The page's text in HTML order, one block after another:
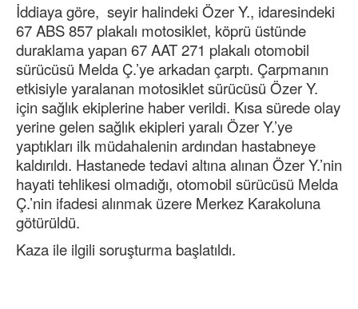
İddiaya göre, seyir halindeki Özer Y., idaresindeki
67 ABS 857 plakalı motosiklet, köprü üstünde
duraklama yapan 67 AAT 271 plakalı otomobil
sürücüsü Melda Ç.’ye arkadan çarptı. Çarpmanın
etkisiyle yaralanan motosiklet sürücüsü Özer Y.
için sağlık ekiplerine haber verildi. Kısa sürede olay
yerine gelen sağlık ekipleri yaralı Özer Y.’ye
yaptıkları ilk müdahalenin ardından hastabneye
kaldırıldı. Hastanede tedavi altına alınan Özer Y.’nin
hayati tehlikesi olmadığı, otomobil sürücüsü Melda
Ç.’nin ifadesi alınmak üzere Merkez Karakoluna
götürüldü.
Kaza ile ilgili soruşturma başlatıldı.